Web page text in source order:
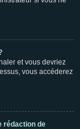
et vous devriez
vous accéderez
rédaction de